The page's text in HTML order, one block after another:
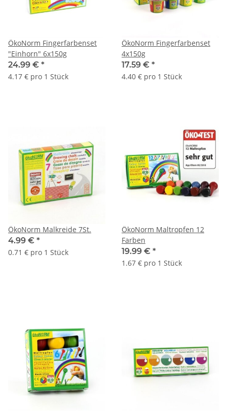
ÖkoNorm Fingerfarbenset
"Einhorn" 6x150g
24.99 € *
4.17 € pro 1 Stück
ÖkoNorm Fingerfarbenset
4x150g
17.59 € *
4.40 € pro 1 Stück
ÖkoNorm Malkreide 7St.
4.99 € *
0.71 € pro 1 Stück
ÖkoNorm Maltropfen 12
Farben
19.99 € *
1.67 € pro 1 Stück